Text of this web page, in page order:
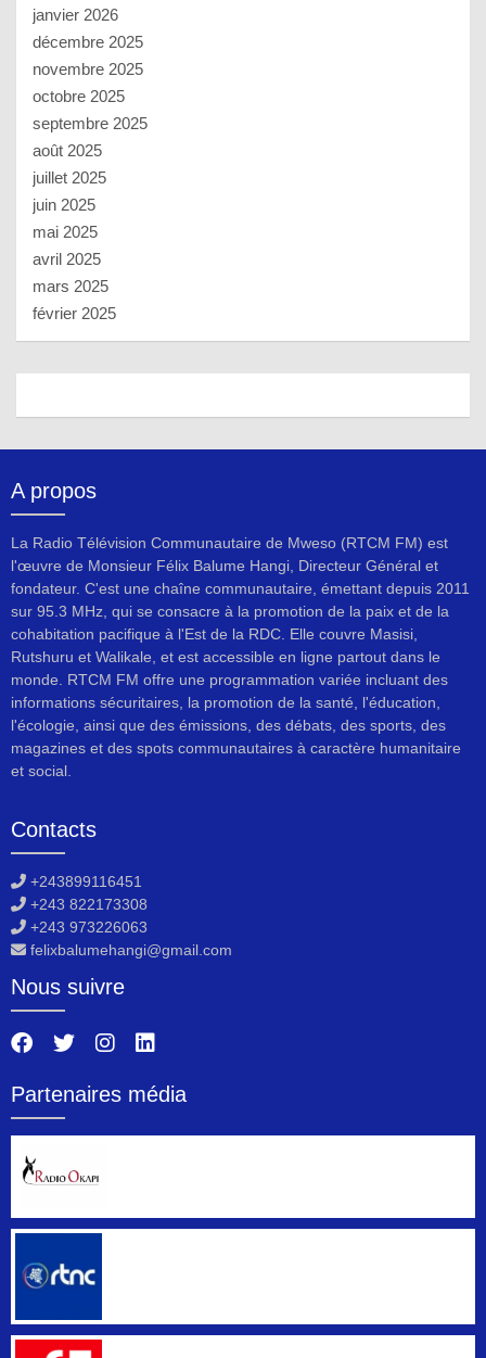
janvier 2026
décembre 2025
novembre 2025
octobre 2025
septembre 2025
août 2025
juillet 2025
juin 2025
mai 2025
avril 2025
mars 2025
février 2025
A propos
La Radio Télévision Communautaire de Mweso (RTCM FM) est
l'œuvre de Monsieur Félix Balume Hangi, Directeur Général et
fondateur. C'est une chaîne communautaire, émettant depuis 2011
sur 95.3 MHz, qui se consacre à la promotion de la paix et de la
cohabitation pacifique à l'Est de la RDC. Elle couvre Masisi,
Rutshuru et Walikale, et est accessible en ligne partout dans le
monde. RTCM FM offre une programmation variée incluant des
informations sécuritaires, la promotion de la santé, l'éducation,
l'écologie, ainsi que des émissions, des débats, des sports, des
magazines et des spots communautaires à caractère humanitaire
et social.
Contacts
+243899116451
+243 822173308
+243 973226063
felixbalumehangi@gmail.com
Nous suivre
Partenaires média